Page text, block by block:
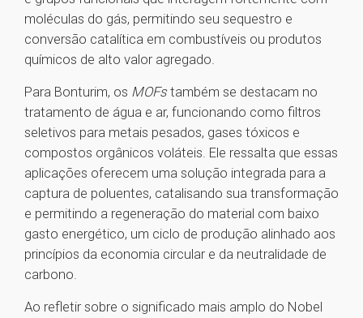
moléculas do gás, permitindo seu sequestro e
conversão catalítica em combustíveis ou produtos
químicos de alto valor agregado.
Para Bonturim, os MOFs também se destacam no
tratamento de água e ar, funcionando como filtros
seletivos para metais pesados, gases tóxicos e
compostos orgânicos voláteis. Ele ressalta que essas
aplicações oferecem uma solução integrada para a
captura de poluentes, catalisando sua transformação
e permitindo a regeneração do material com baixo
gasto energético, um ciclo de produção alinhado aos
princípios da economia circular e da neutralidade de
carbono.
Ao refletir sobre o significado mais amplo do Nobel